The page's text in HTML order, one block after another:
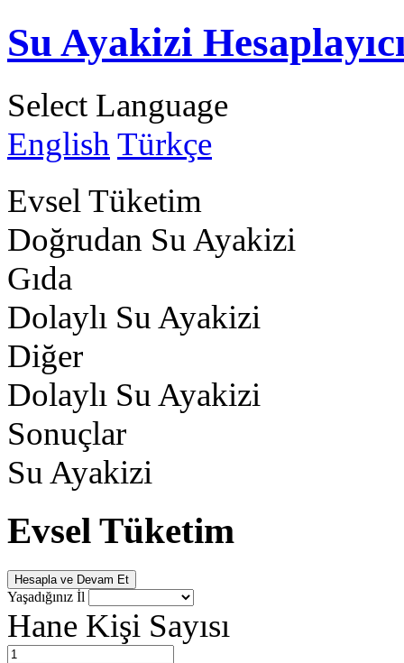
Su Ayakizi
Select Language
English Türkçe
Evsel Tüketim
Doğrudan Su Ayakizi
Gıda
Dolaylı Su Ayakizi
Diğer
Dolaylı Su Ayakizi
Sonuçlar
Su Ayakizi
Evsel Tüketim
Hesapla ve Devam Et
Yaşadığınız İl
Hane Kişi Sayısı